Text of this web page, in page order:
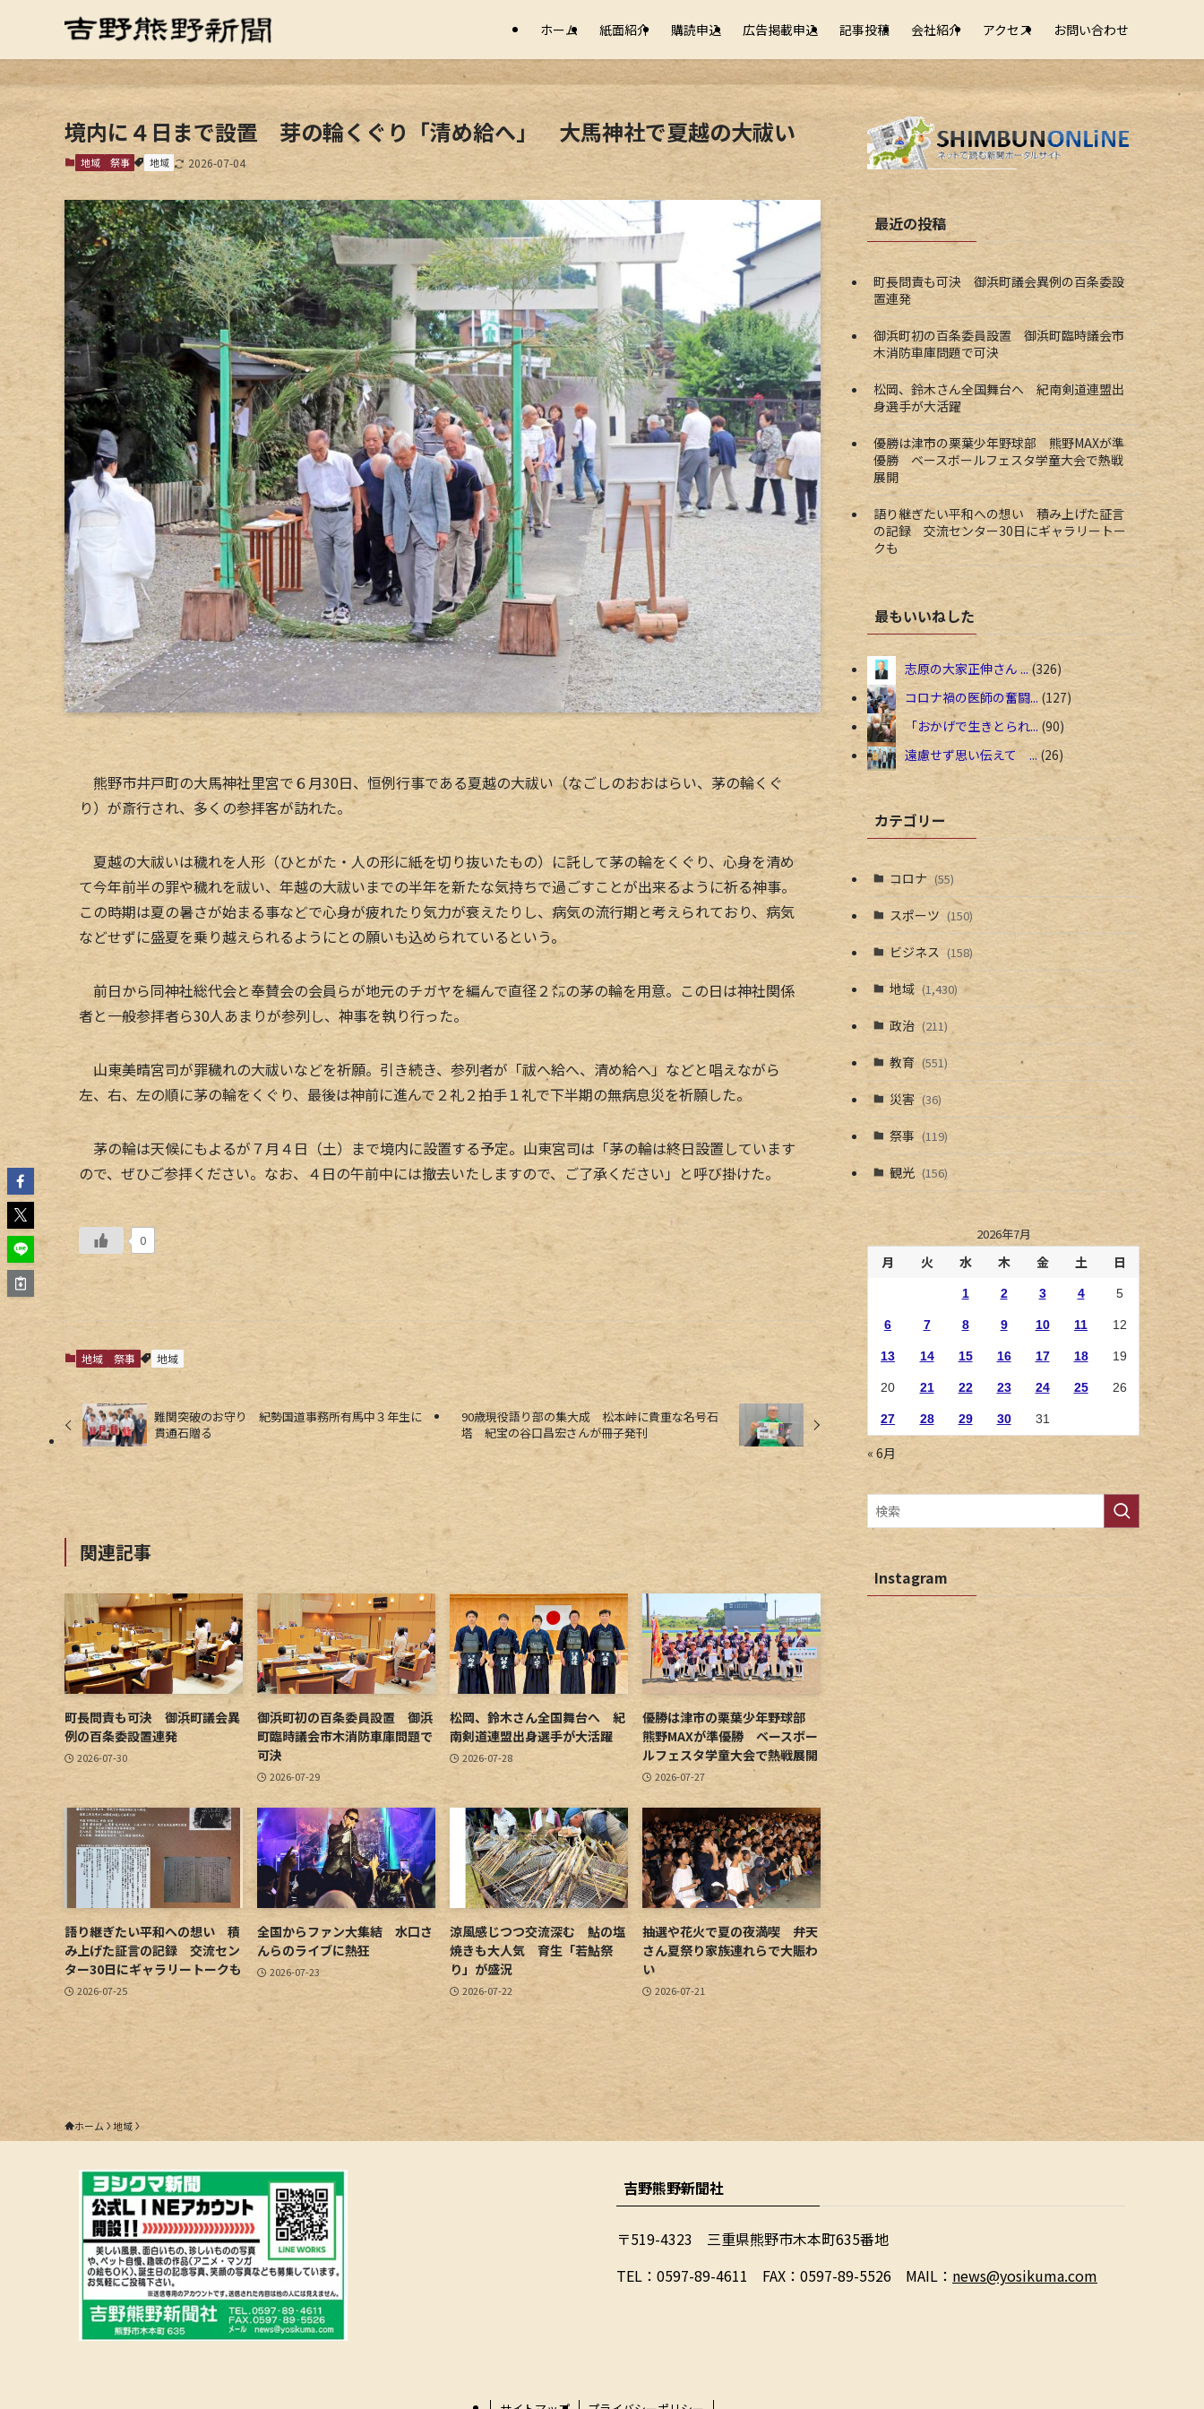
ホーム 紙面紹介 購読申込 広告掲載申込 記事投稿 会社紹介 アクセス お問い合わせ
境内に４日まで設置 芽の輪くぐり「清め給へ」 大馬神社で夏越の大祓い
地域 祭事 地域 2026-07-04
熊野市井戸町の大馬神社里宮で６月30日、恒例行事である夏越の大祓い（なごしのおおはらい、茅の輪くぐ
り）が斎行され、多くの参拝客が訪れた。
夏越の大祓いは穢れを人形（ひとがた・人の形に紙を切り抜いたもの）に託して茅の輪をくぐり、心身を清め
て今年前半の罪や穢れを祓い、年越の大祓いまでの半年を新たな気持ちで過ごすことが出来るように祈る神事。
この時期は夏の暑さが始まる事などで心身が疲れたり気力が衰えたりし、病気の流行期と考えられており、病気
などせずに盛夏を乗り越えられるようにとの願いも込められているという。
前日から同神社総代会と奉賛会の会員らが地元のチガヤを編んで直径２㍍の茅の輪を用意。この日は神社関係
者と一般参拝者ら30人あまりが参列し、神事を執り行った。
山東美晴宮司が罪穢れの大祓いなどを祈願。引き続き、参列者が「祓へ給へ、清め給へ」などと唱えながら
左、右、左の順に茅の輪をくぐり、最後は神前に進んで２礼２拍手１礼で下半期の無病息災を祈願した。
茅の輪は天候にもよるが７月４日（土）まで境内に設置する予定。山東宮司は「茅の輪は終日設置しています
ので、ぜひご参拝ください。なお、４日の午前中には撤去いたしますので、ご了承ください」と呼び掛けた。
0
地域 祭事 地域
難関突破のお守り 紀勢国道事務所有馬中３年生に
貫通石贈る
90歳現役語り部の集大成 松本峠に貴重な名号石
塔 紀宝の谷口昌宏さんが冊子発刊
関連記事
町長問責も可決 御浜町議会異
例の百条委設置連発
2026-07-30
御浜町初の百条委員設置 御浜
町臨時議会市木消防車庫問題で
可決
2026-07-29
松岡、鈴木さん全国舞台へ 紀
南剣道連盟出身選手が大活躍
2026-07-28
優勝は津市の栗葉少年野球部
熊野MAXが準優勝 ベースボー
ルフェスタ学童大会で熱戦展開
2026-07-27
語り継ぎたい平和への想い 積
み上げた証言の記録 交流セン
ター30日にギャラリートークも
2026-07-25
全国からファン大集結 水口さ
んらのライブに熱狂
2026-07-23
涼風感じつつ交流深む 鮎の塩
焼きも大人気 育生「若鮎祭
り」が盛況
2026-07-22
抽選や花火で夏の夜満喫 弁天
さん夏祭り家族連れらで大賑わ
い
2026-07-21
最近の投稿
町長問責も可決 御浜町議会異例の百条委設
置連発
御浜町初の百条委員設置 御浜町臨時議会市
木消防車庫問題で可決
松岡、鈴木さん全国舞台へ 紀南剣道連盟出
身選手が大活躍
優勝は津市の栗葉少年野球部 熊野MAXが準
優勝 ベースボールフェスタ学童大会で熱戦
展開
語り継ぎたい平和への想い 積み上げた証言
の記録 交流センター30日にギャラリートー
クも
最もいいねした
志原の大家正伸さん ... 326
コロナ禍の医師の奮闘... 127
「おかげで生きとられ... 90
遠慮せず思い伝えて ... 26
カテゴリー
コロナ (55)
スポーツ (150)
ビジネス (158)
地域 (1,430)
政治 (211)
教育 (551)
災害 (36)
祭事 (119)
観光 (156)
2026年7月
月 火 水 木 金 土 日
1 2 3 4 5
6 7 8 9 10 11 12
13 14 15 16 17 18 19
20 21 22 23 24 25 26
27 28 29 30 31
« 6月
Instagram
ホーム 地域
吉野熊野新聞社
〒519-4323 三重県熊野市木本町635番地
​TEL：0597-89-4611 FAX：0597-89-5526 MAIL： news@yosikuma.com